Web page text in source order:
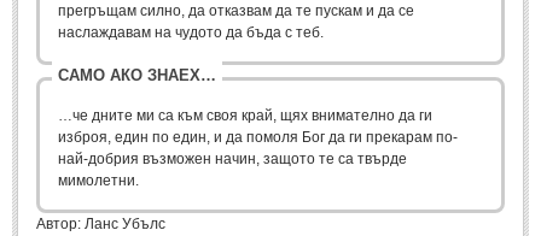
Post: 28 Юни 2018
Post: 28 Юни 2018
Post: 28 Юни 2018
Пилето
Post: 28 Юни 2018
прегръщам силно, да отказвам да те пускам и да се
наслаждавам на чудото да бъда с теб.
САМО АКО ЗНАЕХ…
…че дните ми са към своя край, щях внимателно да ги
изброя, един по един, и да помоля Бог да ги прекарам по-
най-добрия възможен начин, защото те са твърде
мимолетни.
Автор: Ланс Убълс